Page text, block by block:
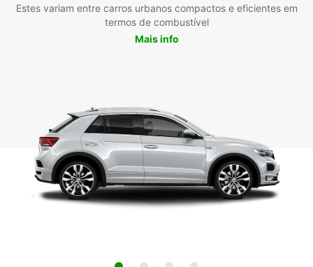
Estes variam entre carros urbanos compactos e eficientes em
termos de combustível
Mais info